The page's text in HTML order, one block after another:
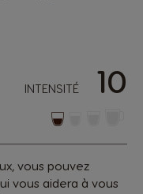
INTENSITÉ 10
vous pouvez
vous aidera à vous